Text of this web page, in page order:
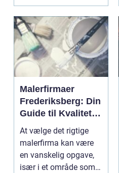
Malerfirmaer
Frederiksberg: Din
Guide til Kvalitet
og Service
At vælge det rigtige
malerfirma kan være
en vanskelig opgave,
især i et område som